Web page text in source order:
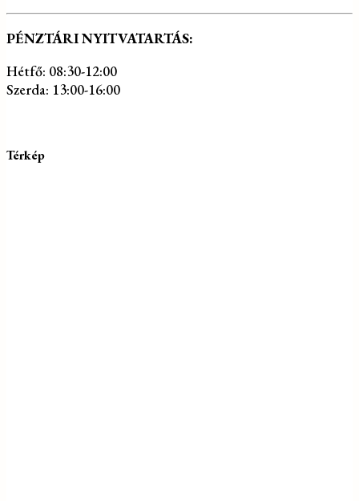
PÉNZTÁRI NYITVATARTÁS:
Hétfő: 08:30-12:00
Szerda: 13:00-16:00
Térkép